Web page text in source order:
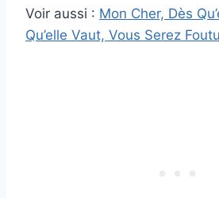
Voir aussi : Mon Cher, Dès
Qu’elle Vaut, Vous Serez Foutu